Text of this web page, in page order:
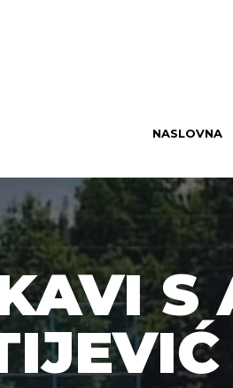
NASLOVNA
S